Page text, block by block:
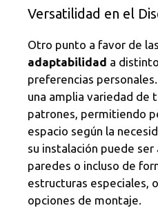
Versatilidad en el
Otro punto a favor de
adaptabilidad a
preferencias
una amplia variedad de
patrones, permitiendo
espacio según la
su instalación puede ser
paredes o incluso de
estructuras especiales,
opciones de montaje.